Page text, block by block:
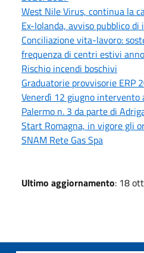
West Nile Virus, continua la
Ex-Iolanda, avviso pubblico
Conciliazione vita-lavoro:
frequenza di centri estivi
Rischio incendi boschivi
Graduatorie provvisorie ERP
Venerdì 12 giugno
Palermo n. 3 da parte di
Start Romagna, in vigore gli
SNAM Rete Gas Spa
Ultimo aggiornamento: 18